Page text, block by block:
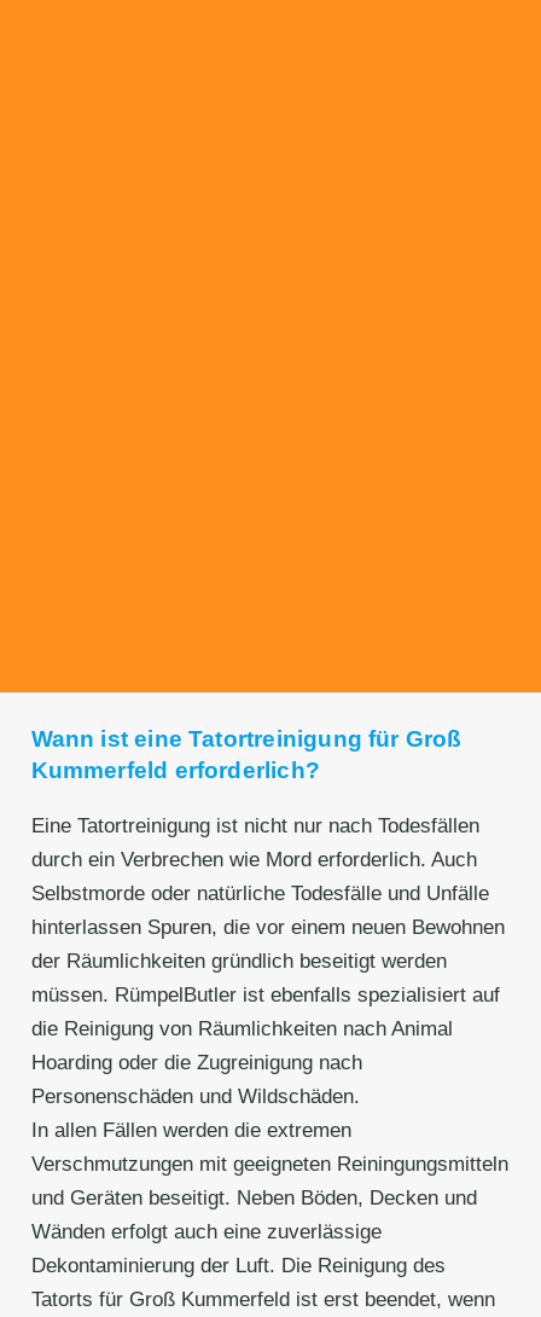
Wann ist eine Tatortreinigung für Groß
Kummerfeld erforderlich?
Eine Tatortreinigung ist nicht nur nach Todesfällen
durch ein Verbrechen wie Mord erforderlich. Auch
Selbstmorde oder natürliche Todesfälle und Unfälle
hinterlassen Spuren, die vor einem neuen Bewohnen
der Räumlichkeiten gründlich beseitigt werden
müssen. RümpelButler ist ebenfalls spezialisiert auf
die Reinigung von Räumlichkeiten nach Animal
Hoarding oder die Zugreinigung nach
Personenschäden und Wildschäden.
In allen Fällen werden die extremen
Verschmutzungen mit geeigneten Reiningungsmitteln
und Geräten beseitigt. Neben Böden, Decken und
Wänden erfolgt auch eine zuverlässige
Dekontaminierung der Luft. Die Reinigung des
Tatorts für Groß Kummerfeld ist erst beendet, wenn